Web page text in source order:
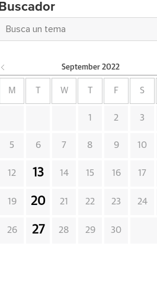
Buscador
September 2022
M W F S
1 2 3
5 6 7 8 9 10
12 13 14 15 16 17
19 20 21 22 23 24
26 27 28 29 30